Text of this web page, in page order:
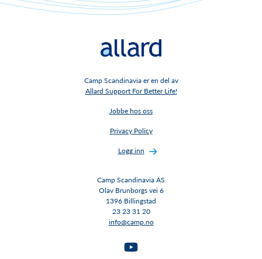
Camp Scandinavia er en del av
Allard Support For Better Life!
Jobbe hos oss
Privacy Policy
Logg inn
Camp Scandinavia AS
Olav Brunborgs vei 6
1396 Billingstad​​​​​​​
23 23 31 20
info@camp.no